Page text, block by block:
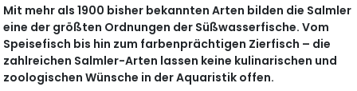
Mit mehr als 1900 bisher bekannten Arten bilden die Salmler
eine der größten Ordnungen der Süßwasserfische. Vom
Speisefisch bis hin zum farbenprächtigen Zierfisch – die
zahlreichen Salmler-Arten lassen keine kulinarischen und
zoologischen Wünsche in der Aquaristik offen.